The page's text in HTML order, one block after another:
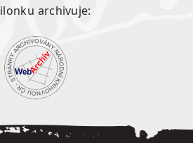
archivuje: